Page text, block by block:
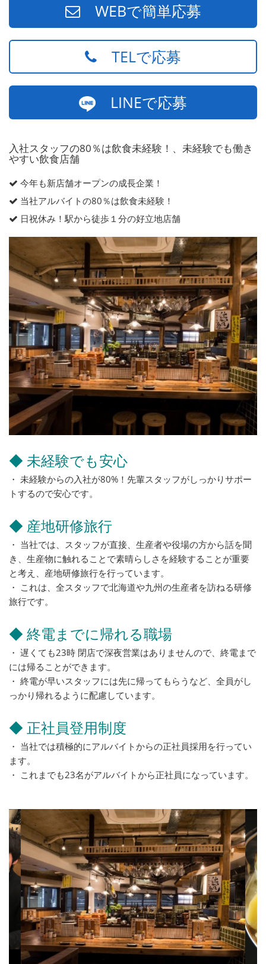
WEBで簡単応募
TELで応募
LINEで応募
入社スタッフの80％は飲食未経験！、未経験でも働き
やすい飲食店舗
今年も新店舗オープンの成長企業！
当社アルバイトの80％は飲食未経験！
日祝休み！駅から徒歩１分の好立地店舗
◆ 未経験でも安心
・ 未経験からの入社が80%！先輩スタッフがしっかりサポー
トするので安心です。
◆ 産地研修旅行
・ 当社では、スタッフが直接、生産者や役場の方から話を聞
き、生産物に触れることで素晴らしさを経験することが重要
と考え、産地研修旅行を行っています。
・ これは、全スタッフで北海道や九州の生産者を訪ねる研修
旅行です。
◆ 終電までに帰れる職場
・ 遅くても23時 閉店で深夜営業はありませんので、終電まで
には帰ることができます。
・ 終電が早いスタッフには先に帰ってもらうなど、全員がし
っかり帰れるように配慮しています。
◆ 正社員登用制度
・ 当社では積極的にアルバイトからの正社員採用を行ってい
ます。
・ これまでも23名がアルバイトから正社員になっています。